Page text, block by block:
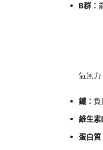
B群：
氣無力
鐵：
維生素
蛋白質